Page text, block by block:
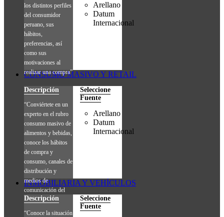
los distintos perfiles
del consumidor
peruano, sus
hábitos,
preferencias, así
como sus
motivaciones al
realizar una compra”
Arellano
Datum
Internacional
CONSUMO MASIVO Y RETAIL
Descripción
“Conviértete en un
experto en el rubro
consumo masivo de
alimentos y bebidas,
conoce los hábitos
de compra y
consumo, canales de
distribución y
medios de
comunicación del
consumidor final.”
Seleccione
Fuente
Arellano
Datum
Internacional
INMOBILIARIA Y VEHÍCULOS
Descripción
“Conoce la situación
Seleccione
Fuente